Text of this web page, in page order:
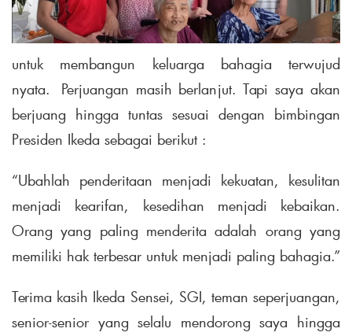
untuk membangun keluarga bahagia terwujud
nyata. Perjuangan masih berlanjut. Tapi saya akan
berjuang hingga tuntas sesuai dengan bimbingan
Presiden Ikeda sebagai berikut :
“Ubahlah penderitaan menjadi kekuatan, kesulitan
menjadi kearifan, kesedihan menjadi kebaikan.
Orang yang paling menderita adalah orang yang
memiliki hak terbesar untuk menjadi paling bahagia.”
Terima kasih Ikeda Sensei, SGI, teman seperjuangan,
senior-senior yang selalu mendorong saya hingga